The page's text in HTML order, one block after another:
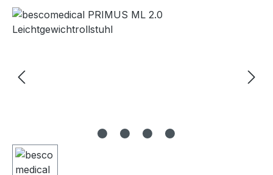
Bildergalerie überspringen